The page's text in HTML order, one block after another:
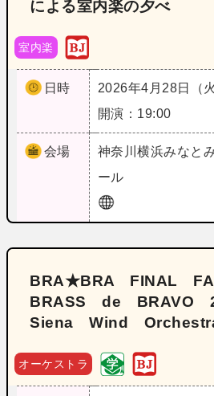
による室内楽の夕べ
室内楽
日時
2026年4月28日（火
開演：19:00
会場 神奈川横浜みなと
ール
BRA★BRA FINAL
BRASS de BRAVO
Siena Wind
オーケストラ